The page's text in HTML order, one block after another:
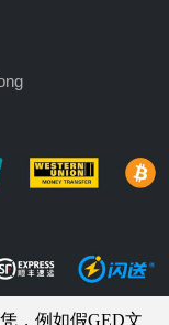
，例如假GED文